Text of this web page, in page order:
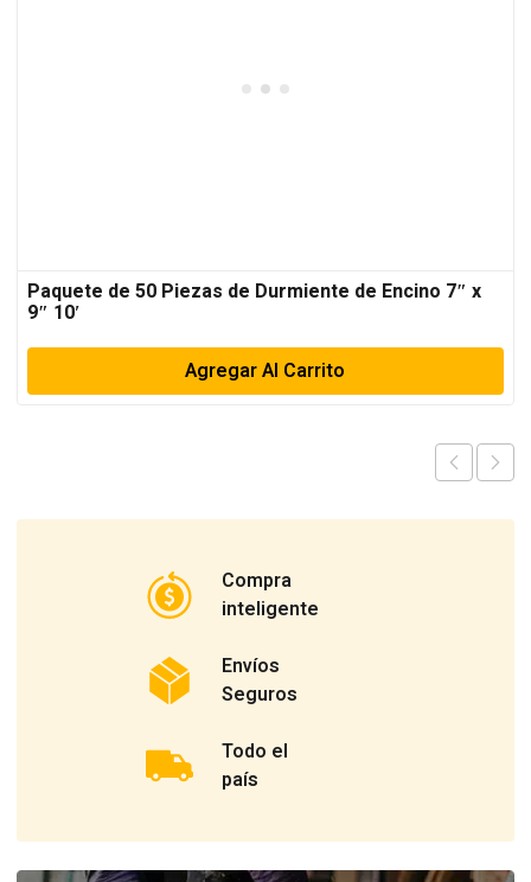
Paquete de 50 Piezas de Durmiente de Encino 7″ x
9″ 10′
Agregar Al Carrito
Compra
inteligente
Envíos
Seguros
Todo el
país